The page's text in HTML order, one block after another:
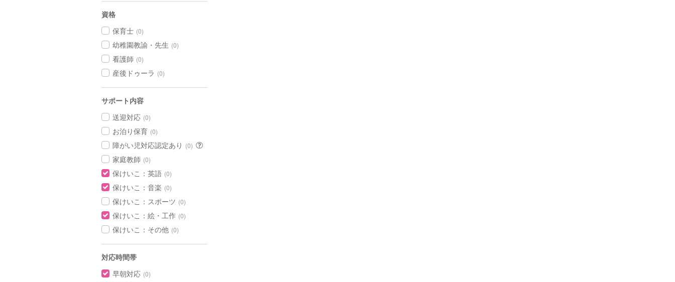
資格
保育士 (0)
幼稚園教諭・先生 (0)
看護師 (0)
産後ドゥーラ (0)
サポート内容
送迎対応 (0)
お泊り保育 (0)
障がい児対応認定あり (0)
家庭教師 (0)
保けいこ：英語 (0)
保けいこ：音楽 (0)
保けいこ：スポーツ (0)
保けいこ：絵・工作 (0)
保けいこ：その他 (0)
対応時間帯
早朝対応 (0)